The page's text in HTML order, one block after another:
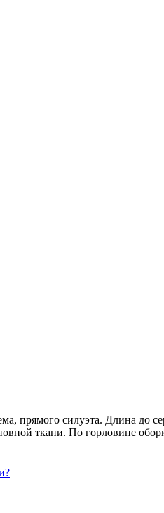
прямого силуэта. Длина до
ткани. По горловине